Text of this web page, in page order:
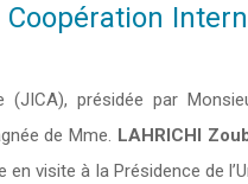
(JICA), présidée par
de Mme. LAHRICHI
visite à la Présidence de